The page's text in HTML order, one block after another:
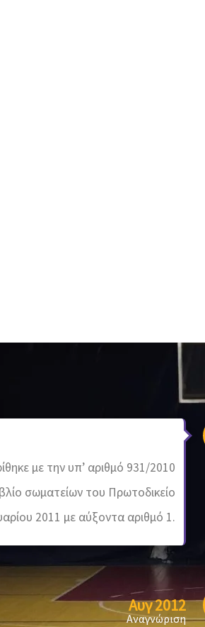
με την υπ’ αριθμό 931/2010
σωματείων του Πρωτοδικείο
2011 με αύξοντα αριθμό 1.
Αυγ 2012
Αναγνώριση